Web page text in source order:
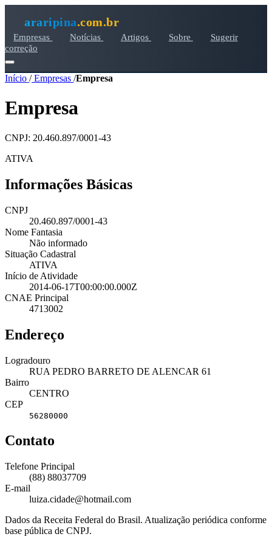
araripina.com.br
Empresas Notícias Artigos Sobre
Sugerir
correção
Início /Empresas /Empresa
Empresa
CNPJ: 20.460.897/0001-43
ATIVA
Informações Básicas
CNPJ
20.460.897/0001-43
Nome Fantasia
Não informado
Situação Cadastral
ATIVA
Início de Atividade
2014-06-17T00:00:00.000Z
CNAE Principal
4713002
Endereço
Logradouro
RUA PEDRO BARRETO DE ALENCAR 61
Bairro
CENTRO
CEP
56280000
Contato
Telefone Principal
(88) 88037709
E-mail
luiza.cidade@hotmail.com
Dados da Receita Federal do Brasil. Atualização periódica conforme
base pública de CNPJ.